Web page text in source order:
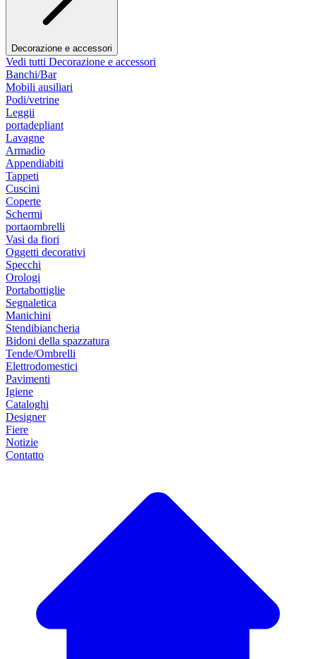
Decorazione e accessori
Vedi tutti Decorazione e accessori
Banchi/Bar
Mobili ausiliari
Podi/vetrine
Leggii
portadepliant
Lavagne
Armadio
Appendiabiti
Tappeti
Cuscini
Coperte
Schermi
portaombrelli
Vasi da fiori
Oggetti decorativi
Specchi
Orologi
Portabottiglie
Segnaletica
Manichini
Stendibiancheria
Bidoni della spazzatura
Tende/Ombrelli
Elettrodomestici
Pavimenti
Igiene
Cataloghi
Designer
Fiere
Notizie
Contatto